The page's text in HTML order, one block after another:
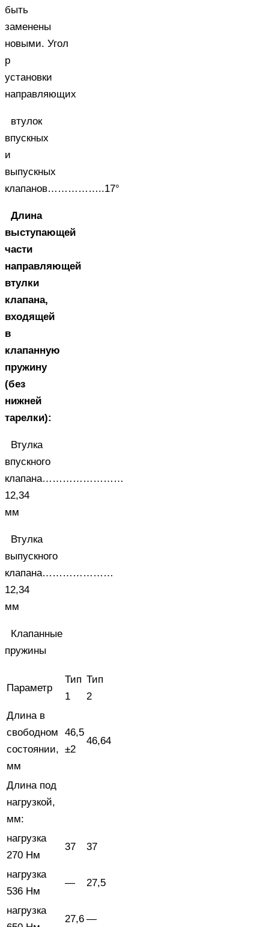
быть
заменены
новыми. Угол
р
установки
направляющих
втулок
впускных
и
выпускных
клапанов……………..17°
Длина
выступающей
части
направляющей
втулки
клапана,
входящей
в
клапанную
пружину
(без
нижней
тарелки):
Втулка
впускного
клапана……………………
12,34
мм
Втулка
выпускного
клапана…………………
12,34
мм
Клапанные
пружины
Параметр
Тип
1
Тип
2
Длина в
свободном
состоянии,
мм
46,5
±2
46,64
Длина под
нагрузкой,
мм:
нагрузка
270 Нм
37 37
нагрузка
536 Нм
— 27,5
нагрузка
27,6 —